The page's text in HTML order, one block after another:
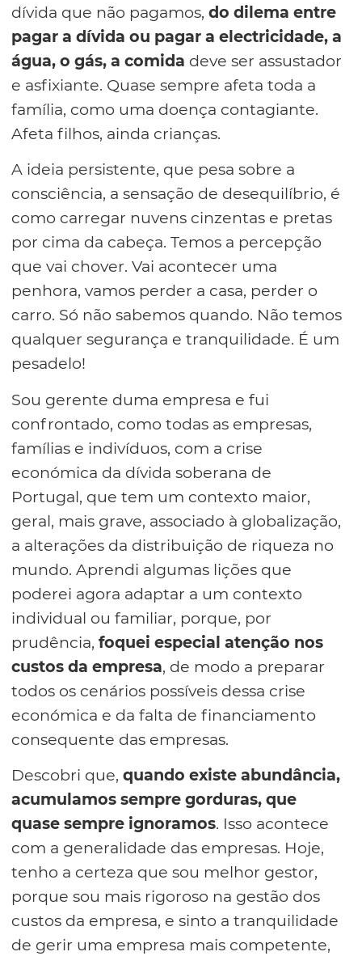
dívida que não pagamos, do dilema entre
pagar a dívida ou pagar a electricidade, a
água, o gás, a comida deve ser assustador
e asfixiante. Quase sempre afeta toda a
família, como uma doença contagiante.
Afeta filhos, ainda crianças.
A ideia persistente, que pesa sobre a
consciência, a sensação de desequilíbrio, é
como carregar nuvens cinzentas e pretas
por cima da cabeça. Temos a percepção
que vai chover. Vai acontecer uma
penhora, vamos perder a casa, perder o
carro. Só não sabemos quando. Não temos
qualquer segurança e tranquilidade. É um
pesadelo!
Sou gerente duma empresa e fui
confrontado, como todas as empresas,
famílias e indivíduos, com a crise
económica da dívida soberana de
Portugal, que tem um contexto maior,
geral, mais grave, associado à globalização,
a alterações da distribuição de riqueza no
mundo. Aprendi algumas lições que
poderei agora adaptar a um contexto
individual ou familiar, porque, por
prudência, foquei especial atenção nos
custos da empresa, de modo a preparar
todos os cenários possíveis dessa crise
económica e da falta de financiamento
consequente das empresas.
Descobri que, quando existe abundância,
acumulamos sempre gorduras, que
quase sempre ignoramos. Isso acontece
com a generalidade das empresas. Hoje,
tenho a certeza que sou melhor gestor,
porque sou mais rigoroso na gestão dos
custos da empresa, e sinto a tranquilidade
de gerir uma empresa mais competente,